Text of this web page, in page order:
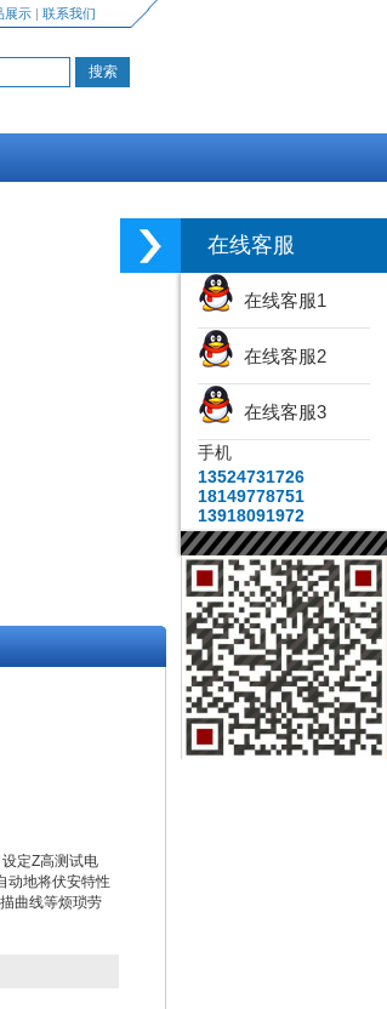
展示| 联系我们
定Z高测试电
动地将伏安特性
曲线等烦琐劳
在线客服
在线客服1
在线客服2
在线客服3
手机
13524731726
18149778751
13918091972